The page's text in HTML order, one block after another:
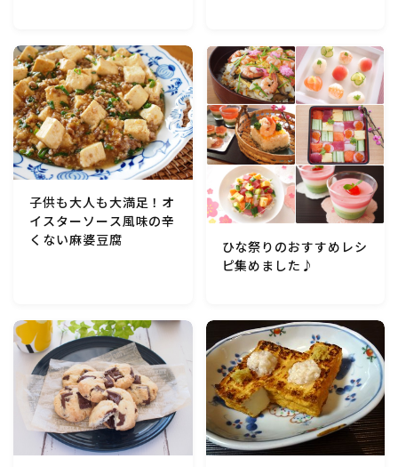
子供も大人も大満足！オ
イスターソース風味の辛
くない麻婆豆腐
ひな祭りのおすすめレシ
ピ集めました♪